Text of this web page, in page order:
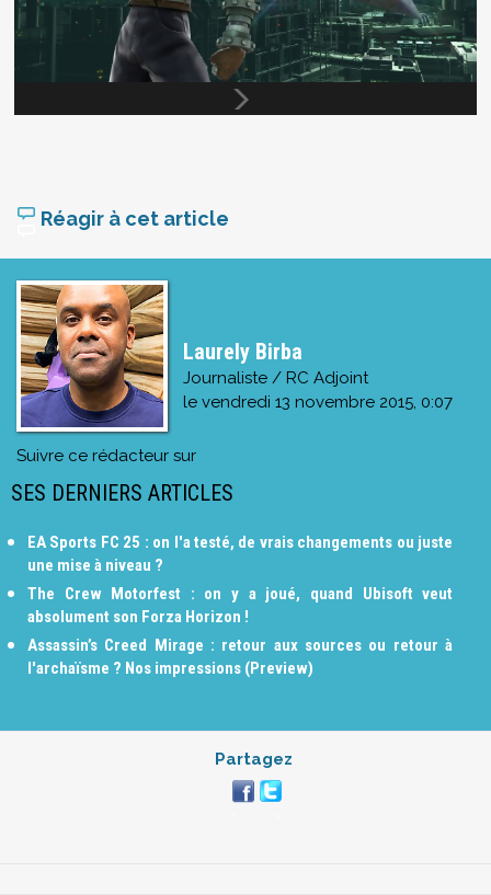
Réagir à cet article
Laurely Birba
Journaliste / RC Adjoint
le vendredi 13 novembre 2015, 0:07
Suivre ce rédacteur sur
SES DERNIERS ARTICLES
EA Sports FC 25 : on l'a testé, de vrais changements ou juste
une mise à niveau ?
The Crew Motorfest : on y a joué, quand Ubisoft veut
absolument son Forza Horizon !
Assassin’s Creed Mirage : retour aux sources ou retour à
l'archaïsme ? Nos impressions (Preview)
Partagez